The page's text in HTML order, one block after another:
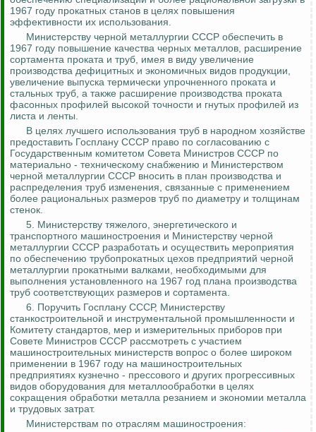
1967 году прокатных станов в целях повышения
эффективности их использования.
Министерству черной металлургии СССР обеспечить в
1967 году повышение качества черных металлов, расширение
сортамента проката и труб, имея в виду увеличение
производства дефицитных и экономичных видов продукции,
увеличение выпуска термически упрочненного проката и
стальных труб, а также расширение производства проката
фасонных профилей высокой точности и гнутых профилей из
листа и ленты.
В целях лучшего использования труб в народном хозяйстве
предоставить Госплану СССР право по согласованию с
Государственным комитетом Совета Министров СССР по
материально - техническому снабжению и Министерством
черной металлургии СССР вносить в план производства и
распределения труб изменения, связанные с применением
более рациональных размеров труб по диаметру и толщинам
стенок.
5. Министерству тяжелого, энергетического и
транспортного машиностроения и Министерству черной
металлургии СССР разработать и осуществить мероприятия
по обеспечению трубопрокатных цехов предприятий черной
металлургии прокатными валками, необходимыми для
выполнения установленного на 1967 год плана производства
труб соответствующих размеров и сортамента.
6. Поручить Госплану СССР, Министерству
станкостроительной и инструментальной промышленности и
Комитету стандартов, мер и измерительных приборов при
Совете Министров СССР рассмотреть с участием
машиностроительных министерств вопрос о более широком
применении в 1967 году на машиностроительных
предприятиях кузнечно - прессового и других прогрессивных
видов оборудования для металлообработки в целях
сокращения обработки металла резанием и экономии металла
и трудовых затрат.
Министерствам по отраслям машиностроения: